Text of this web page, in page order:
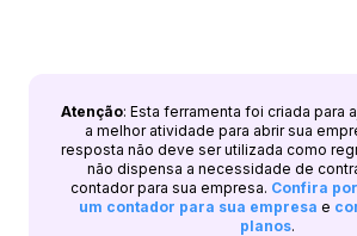
Atenção: Esta ferramenta foi criada para
a melhor atividade para abrir sua
resposta não deve ser utilizada como
não dispensa a necessidade de
contador para sua empresa. Confira
um contador para sua empresa e
planos.